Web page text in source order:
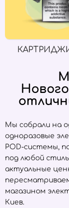
Мы собрали на
одноразовые
POD-системы,
под любой
актуальные
магазином
Киев.